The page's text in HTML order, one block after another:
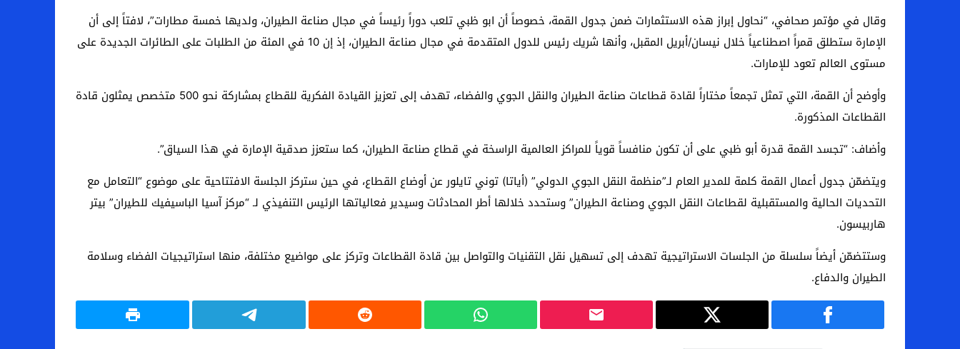
وقال في مؤتمر صحافي، “نحاول إبراز هذه الاستثمارات ضمن جدول القمة، خصوصاً أن ابو ظبي تلعب دوراً رئيساً في مجال صناعة الطيران، ولديها خمسة مطارات”، لافتاً إلى أن
الإمارة ستطلق قمراً اصطناعياً خلال نيسان/أبريل المقبل، وأنها شريك رئيس للدول المتقدمة في مجال صناعة الطيران، إذ إن 10 في المئة من الطلبات على الطائرات الجديدة على
مستوى العالم تعود للإمارات.
وأوضح أن القمة، التي تمثل تجمعاً مختاراً لقادة قطاعات صناعة الطيران والنقل الجوي والفضاء، تهدف إلى تعزيز القيادة الفكرية للقطاع بمشاركة نحو 500 متخصص يمثلون قادة
القطاعات المذكورة.
وأضاف: “تجسد القمة قدرة أبو ظبي على أن تكون منافساً قوياً للمراكز العالمية الراسخة في قطاع صناعة الطيران، كما ستعزز صدقية الإمارة في هذا السياق”.
ويتضمّن جدول أعمال القمة كلمة للمدير العام لـ”منظمة النقل الجوي الدولي” (أياتا) توني تايلور عن أوضاع القطاع، في حين ستركز الجلسة الافتتاحية على موضوع “التعامل مع
التحديات الحالية والمستقبلية لقطاعات النقل الجوي وصناعة الطيران” وستحدد خلالها أطر المحادثات وسيدير فعالياتها الرئيس التنفيذي لـ “مركز آسيا الباسيفيك للطيران” بيتر
هاربيسون.
وستتضمّن أيضاً سلسلة من الجلسات الاستراتيجية تهدف إلى تسهيل نقل التقنيات والتواصل بين قادة القطاعات وتركز على مواضيع مختلفة، منها استراتيجيات الفضاء وسلامة
الطيران والدفاع.